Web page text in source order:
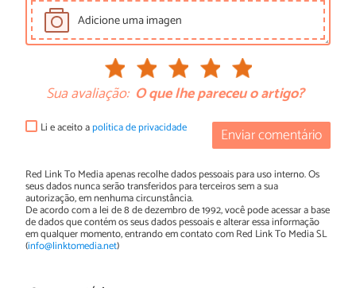
Adicione uma imagen
Sua avaliação: O que lhe pareceu o artigo?
Enviar comentário
Li e aceito apolítica de privacidade
Red Link To Media apenas recolhe dados pessoais para uso interno. Os
seus dados nunca serão transferidos para terceiros sem a sua
autorização, em nenhuma circunstância.
De acordo com a lei de 8 de dezembro de 1992, você pode acessar a base
de dados que contém os seus dados pessoais e alterar essa informação
em qualquer momento, entrando em contato com Red Link To Media SL
(info@linktomedia.net)